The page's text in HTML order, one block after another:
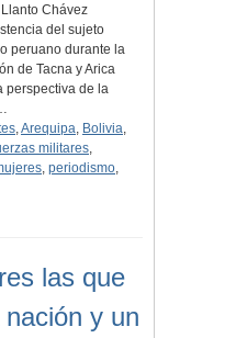
Chávez
del sujeto
peruano durante la
de Tacna y Arica
perspectiva de la
,Arequipa, Bolivia,
militares,
, periodismo,
las que
y un